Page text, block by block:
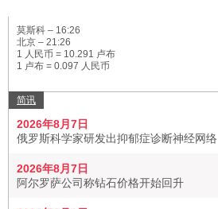
视听
莫斯科 – 16:26
北京 – 21:26
1 人民币 = 10.291 卢布
1 卢布 = 0.097 人民币
简讯
2026年8月7日
俄罗斯科学家研发出抑郁症诊断神经网络
2026年8月7日
阿尔罗萨公司称钻石价格开始回升